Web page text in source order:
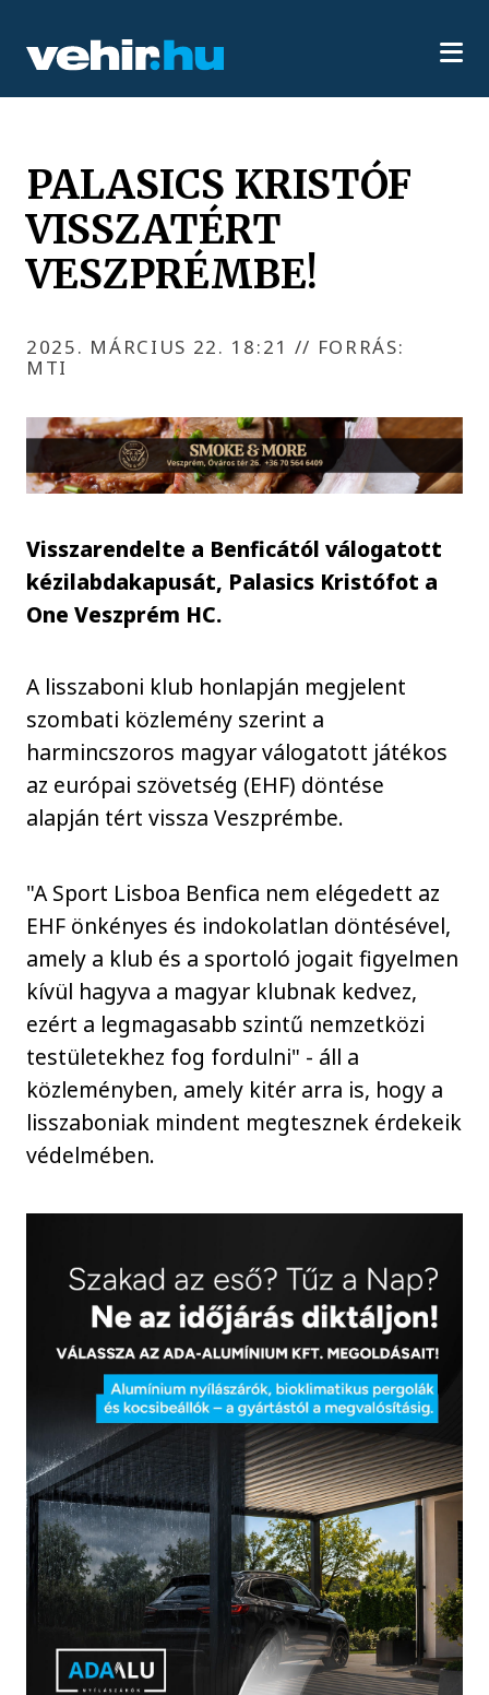
PALASICS KRISTÓF
VISSZATÉRT
VESZPRÉMBE!
2025. MÁRCIUS 22. 18:21 // FORRÁS:
MTI
Visszarendelte a Benficától válogatott
kézilabdakapusát, Palasics Kristófot a
One Veszprém HC.
A lisszaboni klub honlapján megjelent
szombati közlemény szerint a
harmincszoros magyar válogatott játékos
az európai szövetség (EHF) döntése
alapján tért vissza Veszprémbe.
"A Sport Lisboa Benfica nem elégedett az
EHF önkényes és indokolatlan döntésével,
amely a klub és a sportoló jogait figyelmen
kívül hagyva a magyar klubnak kedvez,
ezért a legmagasabb szintű nemzetközi
testületekhez fog fordulni" - áll a
közleményben, amely kitér arra is, hogy a
lisszaboniak mindent megtesznek érdekeik
védelmében.